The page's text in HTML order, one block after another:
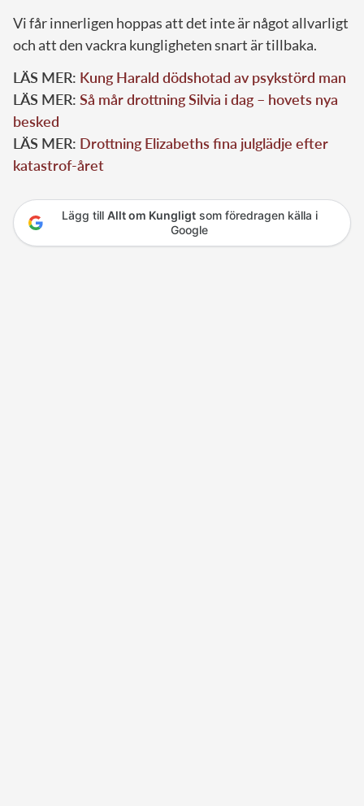
Vi får innerligen hoppas att det inte är något allvarligt
och att den vackra kungligheten snart är tillbaka.
LÄS MER: Kung Harald dödshotad av psykstörd man
LÄS MER: Så mår drottning Silvia i dag – hovets nya
besked
LÄS MER: Drottning Elizabeths fina julglädje efter
katastrof-året
Lägg till Allt om Kungligtsom föredragen källa i
Google